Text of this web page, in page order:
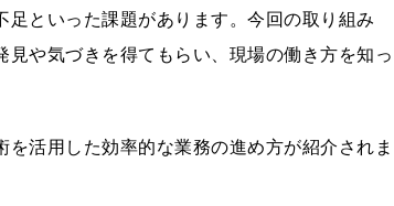
といった課題があります。今回の取り組み
や気づきを得てもらい、現場の働き方を知っ
活用した効率的な業務の進め方が紹介されま